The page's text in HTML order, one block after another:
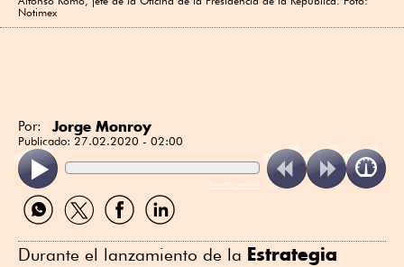
Notimex
Por: Jorge Monroy
Publicado: 27.02.2020 - 02:00
ReadSpeaker
Compartir
por
Compartir
por
Compartir
por
Compartir
por
Durante el lanzamiento de la Estrategia